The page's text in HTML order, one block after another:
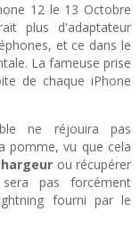
12 le 13 Octobre
plus d'adaptateur
et ce dans le
La fameuse prise
de chaque iPhone
ne réjouira pas
pomme, vu que cela
ou récupérer
pas forcément
fourni par le